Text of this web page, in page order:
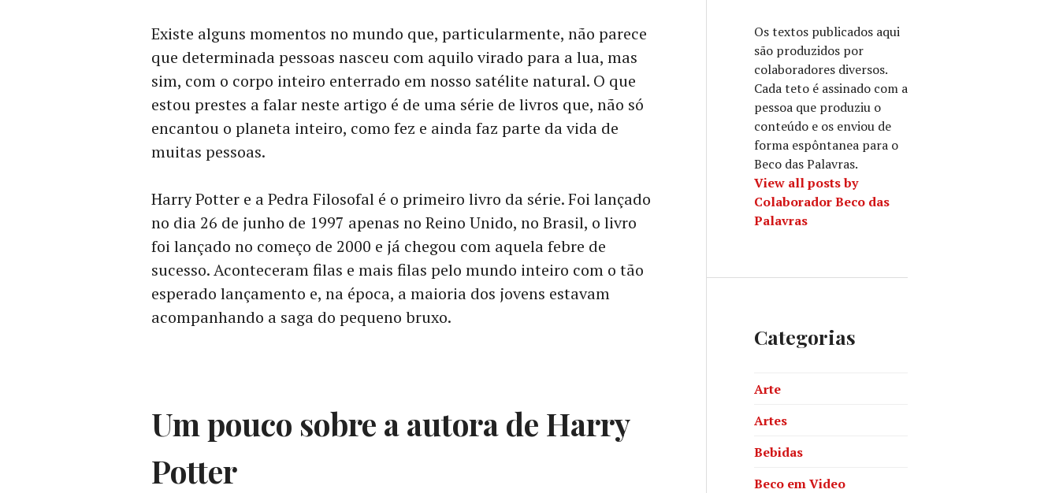
Existe alguns momentos no mundo que, particularmente, não parece
que determinada pessoas nasceu com aquilo virado para a lua, mas
sim, com o corpo inteiro enterrado em nosso satélite natural. O que
estou prestes a falar neste artigo é de uma série de livros que, não só
encantou o planeta inteiro, como fez e ainda faz parte da vida de
muitas pessoas.
Harry Potter e a Pedra Filosofal é o primeiro livro da série. Foi lançado
no dia 26 de junho de 1997 apenas no Reino Unido, no Brasil, o livro
foi lançado no começo de 2000 e já chegou com aquela febre de
sucesso. Aconteceram filas e mais filas pelo mundo inteiro com o tão
esperado lançamento e, na época, a maioria dos jovens estavam
acompanhando a saga do pequeno bruxo.
Um pouco sobre a autora de Harry
Potter
Os textos publicados aqui
são produzidos por
colaboradores diversos.
Cada teto é assinado com a
pessoa que produziu o
conteúdo e os enviou de
forma espôntanea para o
Beco das Palavras.
View all posts by
Colaborador Beco das
Palavras
Categorias
Arte
Artes
Bebidas
Beco em Video